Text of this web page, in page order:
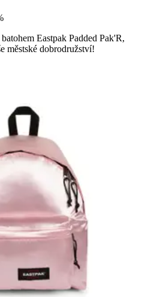
Eastpak Padded Pak'R,
městské dobrodružství!